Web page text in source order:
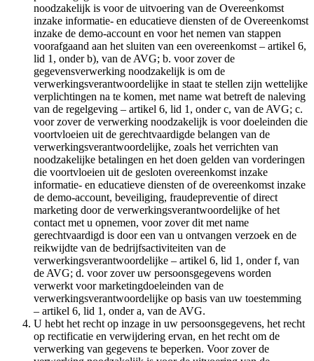
noodzakelijk is voor de uitvoering van de Overeenkomst
inzake informatie- en educatieve diensten of de Overeenkomst
inzake de demo-account en voor het nemen van stappen
voorafgaand aan het sluiten van een overeenkomst – artikel 6,
lid 1, onder b), van de AVG; b. voor zover de
gegevensverwerking noodzakelijk is om de
verwerkingsverantwoordelijke in staat te stellen zijn wettelijke
verplichtingen na te komen, met name wat betreft de naleving
van de regelgeving – artikel 6, lid 1, onder c, van de AVG; c.
voor zover de verwerking noodzakelijk is voor doeleinden die
voortvloeien uit de gerechtvaardigde belangen van de
verwerkingsverantwoordelijke, zoals het verrichten van
noodzakelijke betalingen en het doen gelden van vorderingen
die voortvloeien uit de gesloten overeenkomst inzake
informatie- en educatieve diensten of de overeenkomst inzake
de demo-account, beveiliging, fraudepreventie of direct
marketing door de verwerkingsverantwoordelijke of het
contact met u opnemen, voor zover dit met name
gerechtvaardigd is door een van u ontvangen verzoek en de
reikwijdte van de bedrijfsactiviteiten van de
verwerkingsverantwoordelijke – artikel 6, lid 1, onder f, van
de AVG; d. voor zover uw persoonsgegevens worden
verwerkt voor marketingdoeleinden van de
verwerkingsverantwoordelijke op basis van uw toestemming
– artikel 6, lid 1, onder a, van de AVG.
U hebt het recht op inzage in uw persoonsgegevens, het recht
op rectificatie en verwijdering ervan, en het recht om de
verwerking van gegevens te beperken. Voor zover de